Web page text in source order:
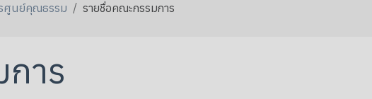
ศูนย์คุณธรรม รายชื่อคณะกรรมการ
าร